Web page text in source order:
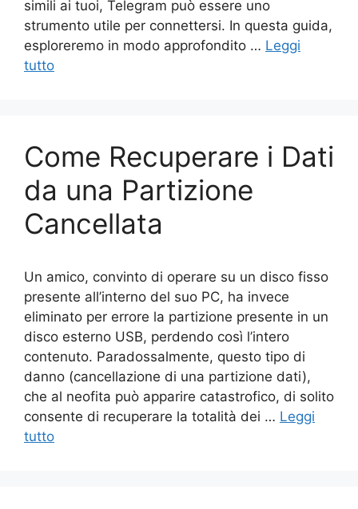
simili ai tuoi, Telegram può essere uno
strumento utile per connettersi. In questa guida,
esploreremo in modo approfondito … Leggi
tutto
Come Recuperare i Dati
da una Partizione
Cancellata
Un amico, convinto di operare su un disco fisso
presente all’interno del suo PC, ha invece
eliminato per errore la partizione presente in un
disco esterno USB, perdendo così l’intero
contenuto. Paradossalmente, questo tipo di
danno (cancellazione di una partizione dati),
che al neofita può apparire catastrofico, di solito
consente di recuperare la totalità dei … Leggi
tutto